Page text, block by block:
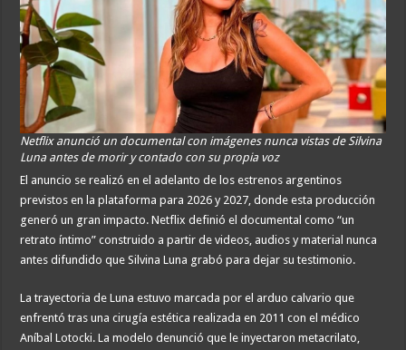
Netflix anunció un documental con imágenes nunca vistas de Silvina
Luna antes de morir y contado con su propia voz
El anuncio se realizó en el adelanto de los estrenos argentinos
previstos en la plataforma para 2026 y 2027, donde esta producción
generó un gran impacto. Netflix definió el documental como “un
retrato íntimo” construido a partir de videos, audios y material nunca
antes difundido que Silvina Luna grabó para dejar su testimonio.
La trayectoria de Luna estuvo marcada por el arduo calvario que
enfrentó tras una cirugía estética realizada en 2011 con el médico
Aníbal Lotocki. La modelo denunció que le inyectaron metacrilato,